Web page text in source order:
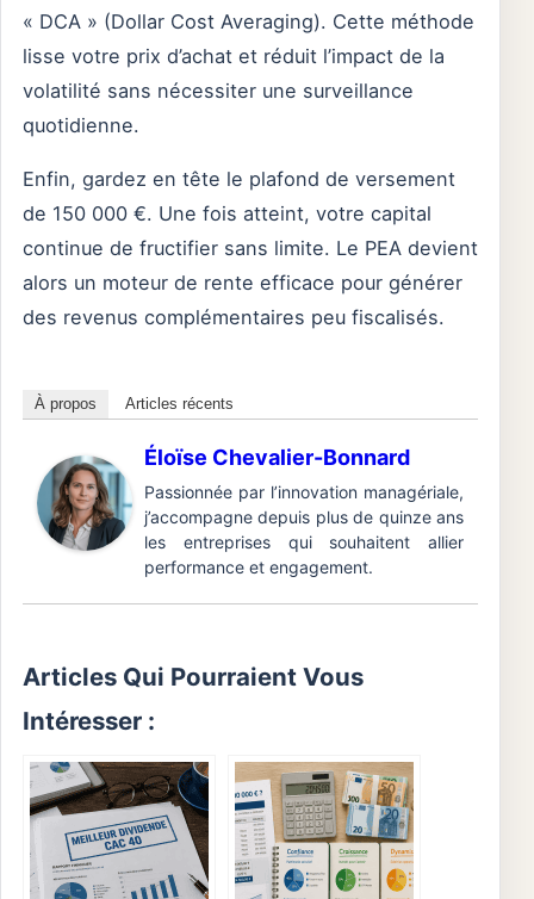
« DCA » (Dollar Cost Averaging). Cette méthode
lisse votre prix d’achat et réduit l’impact de la
volatilité sans nécessiter une surveillance
quotidienne.
Enfin, gardez en tête le plafond de versement
de 150 000 €. Une fois atteint, votre capital
continue de fructifier sans limite. Le PEA devient
alors un moteur de rente efficace pour générer
des revenus complémentaires peu fiscalisés.
À propos Articles récents
Éloïse Chevalier-Bonnard
Passionnée par l’innovation managériale,
j’accompagne depuis plus de quinze ans
les entreprises qui souhaitent allier
performance et engagement.
Articles Qui Pourraient Vous
Intéresser :